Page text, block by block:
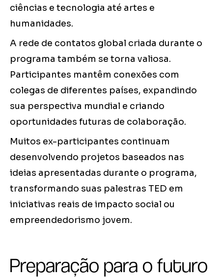
ciências e tecnologia até artes e
humanidades.
A rede de contatos global criada durante o
programa também se torna valiosa.
Participantes mantêm conexões com
colegas de diferentes países, expandindo
sua perspectiva mundial e criando
oportunidades futuras de colaboração.
Muitos ex-participantes continuam
desenvolvendo projetos baseados nas
ideias apresentadas durante o programa,
transformando suas palestras TED em
iniciativas reais de impacto social ou
empreendedorismo jovem.
Preparação para o futuro